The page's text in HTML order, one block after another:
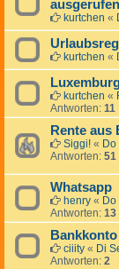
ausgerufen
kurtchen «
kurtchen «
kurtchen «
Antworten: 11
Rente aus
Siggi! «
Antworten: 51
Whatsapp
henry «
Antworten: 13
ciiity « Di
Antworten: 2